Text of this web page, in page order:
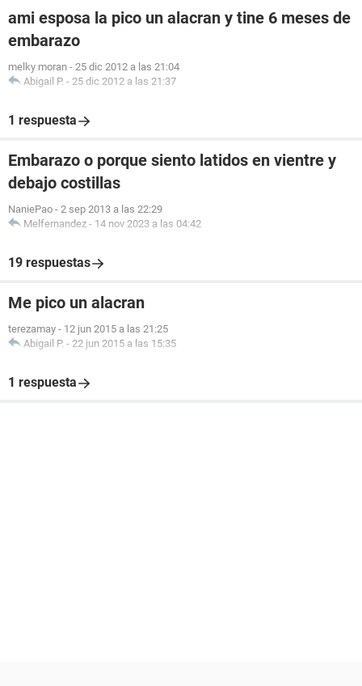
ami esposa la pico un alacran y tine 6 meses de
embarazo
melky moran - 25 dic 2012 a las 21:04
Abigail P. - 25 dic 2012 a las 21:37
1 respuesta
Embarazo o porque siento latidos en vientre y
debajo costillas
NaniePao - 2 sep 2013 a las 22:29
Melfernandez - 14 nov 2023 a las 04:42
19 respuestas
Me pico un alacran
terezamay - 12 jun 2015 a las 21:25
Abigail P. - 22 jun 2015 a las 15:35
1 respuesta